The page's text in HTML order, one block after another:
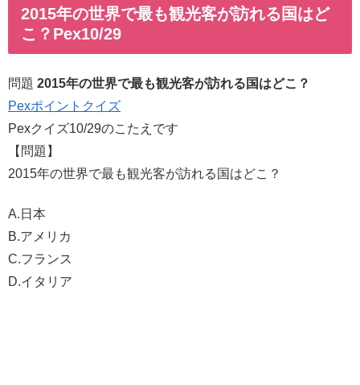
2015年の世界で最も観光客が訪れる国はど
こ？Pex10/29
問題 2015年の世界で最も観光客が訪れる国はどこ？
Pexポイントクイズ
Pexクイズ10/29のこたえです
【問題】
2015年の世界で最も観光客が訪れる国はどこ？
A.日本
B.アメリカ
C.フランス
D.イタリア